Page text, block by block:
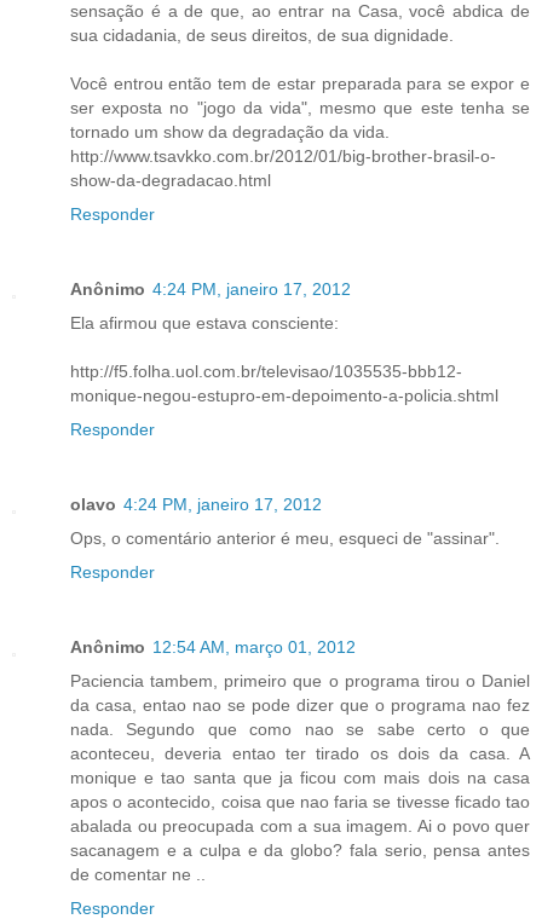
sensação é a de que, ao entrar na Casa, você abdica de
sua cidadania, de seus direitos, de sua dignidade.
Você entrou então tem de estar preparada para se expor e
ser exposta no "jogo da vida", mesmo que este tenha se
tornado um show da degradação da vida.
http://www.tsavkko.com.br/2012/01/big-brother-brasil-o-
show-da-degradacao.html
Responder
Anônimo 4:24 PM, janeiro 17, 2012
Ela afirmou que estava consciente:
http://f5.folha.uol.com.br/televisao/1035535-bbb12-
monique-negou-estupro-em-depoimento-a-policia.shtml
Responder
olavo 4:24 PM, janeiro 17, 2012
Ops, o comentário anterior é meu, esqueci de "assinar".
Responder
Anônimo 12:54 AM, março 01, 2012
Paciencia tambem, primeiro que o programa tirou o Daniel
da casa, entao nao se pode dizer que o programa nao fez
nada. Segundo que como nao se sabe certo o que
aconteceu, deveria entao ter tirado os dois da casa. A
monique e tao santa que ja ficou com mais dois na casa
apos o acontecido, coisa que nao faria se tivesse ficado tao
abalada ou preocupada com a sua imagem. Ai o povo quer
sacanagem e a culpa e da globo? fala serio, pensa antes
de comentar ne ..
Responder